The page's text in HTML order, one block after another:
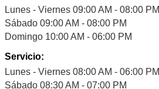
Lunes - Viernes 09:00 AM - 08:00 PM
Sábado 09:00 AM - 08:00 PM
Domingo 10:00 AM - 06:00 PM
Servicio:
Lunes - Viernes 08:00 AM - 06:00 PM
Sábado 08:30 AM - 07:00 PM